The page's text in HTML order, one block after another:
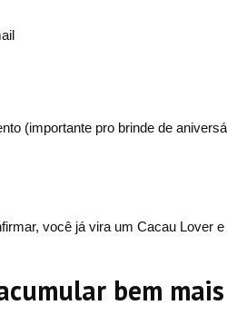
(importante pro brinde de
você já vira um Cacau Lover
bem